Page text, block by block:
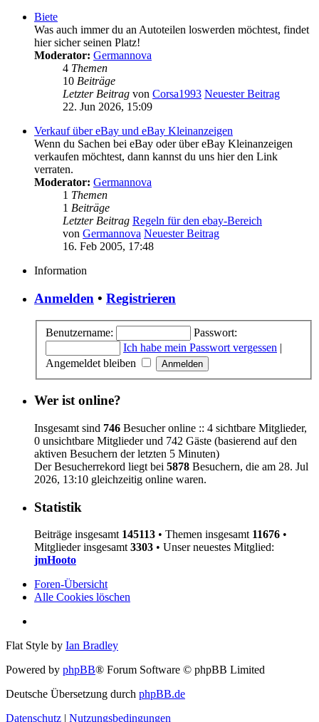
Biete
Was auch immer du an Autoteilen loswerden möchtest, findet
hier sicher seinen Platz!
Moderator: Germannova
4 Themen
10 Beiträge
Letzter Beitrag von Corsa1993 Neuester Beitrag
22. Jun 2026, 15:09
Verkauf über eBay und eBay Kleinanzeigen
Wenn du Sachen bei eBay oder über eBay Kleinanzeigen
verkaufen möchtest, dann kannst du uns hier den Link
verraten.
Moderator: Germannova
1 Themen
1 Beiträge
Letzter Beitrag Regeln für den ebay-Bereich
von Germannova Neuester Beitrag
16. Feb 2005, 17:48
Information
Anmelden • Registrieren
Benutzername:
Passwort:
Ich habe mein Passwort vergessen |
Angemeldet bleiben
Wer ist online?
Insgesamt sind 746 Besucher online :: 4 sichtbare Mitglieder,
0 unsichtbare Mitglieder und 742 Gäste (basierend auf den
aktiven Besuchern der letzten 5 Minuten)
Der Besucherrekord liegt bei 5878 Besuchern, die am 28. Jul
2026, 13:10 gleichzeitig online waren.
Statistik
Beiträge insgesamt 145113 • Themen insgesamt 11676 •
Mitglieder insgesamt 3303 • Unser neuestes Mitglied:
jmHooto
Foren-Übersicht
Alle Cookies löschen
Flat Style by Ian Bradley
Powered by phpBB® Forum Software © phpBB Limited
Deutsche Übersetzung durch phpBB.de
Datenschutz | Nutzungsbedingungen